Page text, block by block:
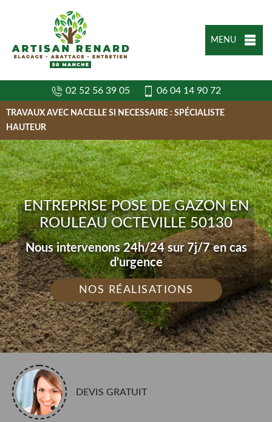
MENU
02 52 56 39 05 06 04 14 90 72
TRAVAUX AVEC NACELLE SI NECESSAIRE : SPÉCIALISTE
HAUTEUR
ENTREPRISE POSE DE GAZON EN
ROULEAU OCTEVILLE 50130
Nous intervenons 24h/24 sur 7j/7 en cas
d'urgence
NOS RÉALISATIONS
DEVIS GRATUIT